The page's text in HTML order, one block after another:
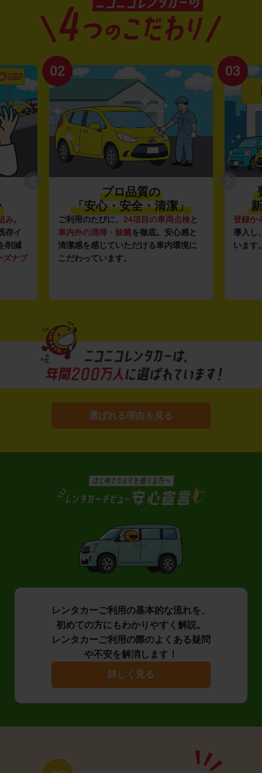
み。
存イ
削減
ズナブ
02
プロ品質の
「安心・安全・清潔」
ご利用のたびに、 24項目の車両点検と
車内外の清掃・除菌を徹底。安心感と
清潔感を感じていただける車内環境に
こだわっています。
03
登録か
導入し
います
選ばれる理由を見る
レンタカーご利用の基本的な流れを、
初めての方にもわかりやすく解説。
レンタカーご利用の際のよくある疑問
や不安を解消します！
詳しく見る